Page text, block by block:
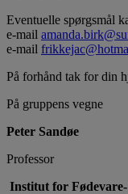
Eventuelle spørgsmål
e-mail
e-mail
På forhånd tak for din
På gruppens vegne
Peter Sandøe
Professor
Institut for